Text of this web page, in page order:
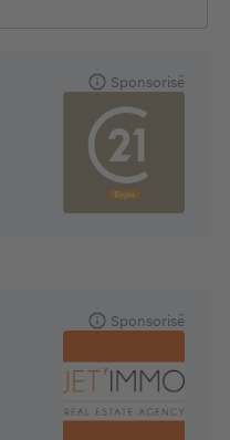
Sponsorisé
Sponsorisé